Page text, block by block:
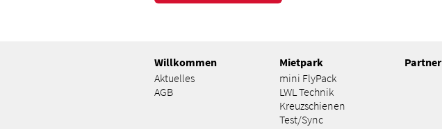
Willkommen
Aktuelles
AGB
Mietpark
mini FlyPack
LWL Technik
Kreuzschienen
Test/Sync
Partner